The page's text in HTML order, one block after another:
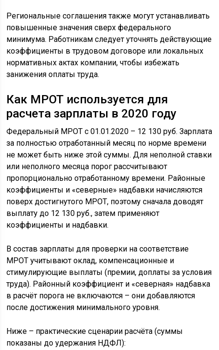
Региональные соглашения также могут устанавливать
повышенные значения сверх федерального
минимума. Работникам следует уточнять действующие
коэффициенты в трудовом договоре или локальных
нормативных актах компании, чтобы избежать
занижения оплаты труда.
Как МРОТ используется для
расчета зарплаты в 2020 году
Федеральный МРОТ с 01.01.2020 – 12 130 руб. Зарплата
за полностью отработанный месяц по норме времени
не может быть ниже этой суммы. Для неполной ставки
или неполного месяца порог рассчитывают
пропорционально отработанному времени. Районные
коэффициенты и «северные» надбавки начисляются
поверх достигнутого МРОТ, поэтому сначала доводят
выплату до 12 130 руб., затем применяют
коэффициенты и надбавки.
В состав зарплаты для проверки на соответствие
МРОТ учитывают оклад, компенсационные и
стимулирующие выплаты (премии, доплаты за условия
труда). Районный коэффициент и «северная» надбавка
в расчёт порога не включаются – они добавляются
после достижения минимального уровня.
Ниже – практические сценарии расчёта (суммы
показаны до удержания НДФЛ):